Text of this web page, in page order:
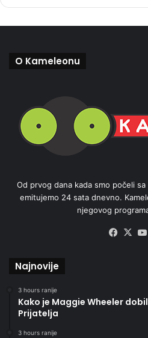
O Kameleonu
Od prvog dana kada smo počeli
emitujemo 24 sata dnevno.
njegovog
X
Najnovije
3 hours ranije
Kako je Maggie Wheeler
Prijatelja
3 hours ranije